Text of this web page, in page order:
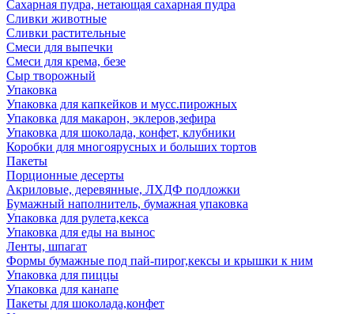
Сахарная пудра, нетающая сахарная пудра
Сливки животные
Сливки растительные
Смеси для выпечки
Смеси для крема, безе
Сыр творожный
Упаковка
Упаковка для капкейков и мусс.пирожных
Упаковка для макарон, эклеров,зефира
Упаковка для шоколада, конфет, клубники
Коробки для многоярусных и больших тортов
Пакеты
Порционные десерты
Акриловые, деревянные, ЛХДФ подложки
Бумажный наполнитель, бумажная упаковка
Упаковка для рулета,кекса
Упаковка для еды на вынос
Ленты, шпагат
Формы бумажные под пай-пирог,кексы и крышки к ним
Упаковка для пиццы
Упаковка для канапе
Пакеты для шоколада,конфет